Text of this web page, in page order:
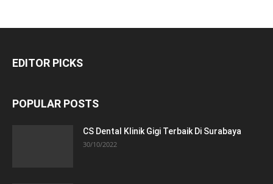
EDITOR PICKS
POPULAR POSTS
CS Dental Klinik Gigi Terbaik Di Surabaya
30/10/2022